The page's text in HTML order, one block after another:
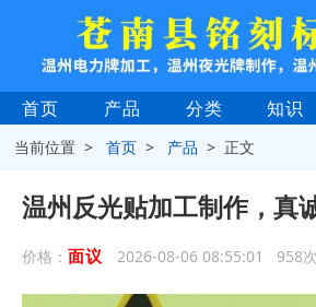
首页 产品 分类 知识
当前位置 >首页 > 产品 > 正文
温州反光贴加工制作，真
价格： 面议 2026-08-06 08:55:01 958